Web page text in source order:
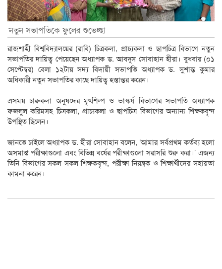
নতুন সভাপতিকে ফুলের শুভেচ্ছা
রাজশাহী বিশ্ববিদ্যালয়ের (রাবি) চিত্রকলা, প্রাচ্যকলা ও ছাপচিত্র বিভাগে নতুন
সভাপতির দায়িত্ব পেয়েছেন অধ্যাপক ড. আবদুস সোবাহান হীরা। বুধবার (০১
সেপ্টেম্বর) বেলা ১২টায় সদ্য বিদায়ী সভাপতি অধ্যাপক ড. সুশান্ত কুমার
অধিকারী নতুন সভাপতির কাছে দায়িত্ব হস্তান্তর করেন।
এসময় চারুকলা অনুষদের মৃৎশিল্প ও ভাস্কর্য বিভাগের সভাপতি অধ্যাপক
ফজলুল করিমসহ চিত্রকলা, প্রাচ্যকলা ও ছাপচিত্র বিভাগের অন্যান্য শিক্ষকবৃন্দ
উপস্থিত ছিলেন।
জানতে চাইলে অধ্যাপক ড. হীরা সোবাহান বলেন, ‘আমার সর্বপ্রথম কর্তব্য হলো
অসমাপ্ত পরীক্ষাগুলো এবং বিভিন্ন বর্ষের পরীক্ষাগুলো সরাসরি শুরু করা।’ এজন্য
তিনি বিভাগের সকল সকল শিক্ষকবৃন্দ, পরীক্ষা নিয়ন্ত্রক ও শিক্ষার্থীদের সহায়তা
কামনা করেন।